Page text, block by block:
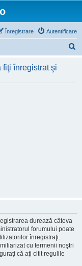
Autentificare
Înregistrare
t
fiţi înregistrat şi
durează câteva
forumului poate
înregistraţi.
cu termenii noştri
că aţi citit regulile